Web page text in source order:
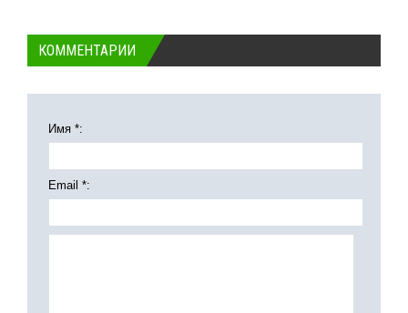
КОММЕНТАРИИ
Имя *:
Email *: